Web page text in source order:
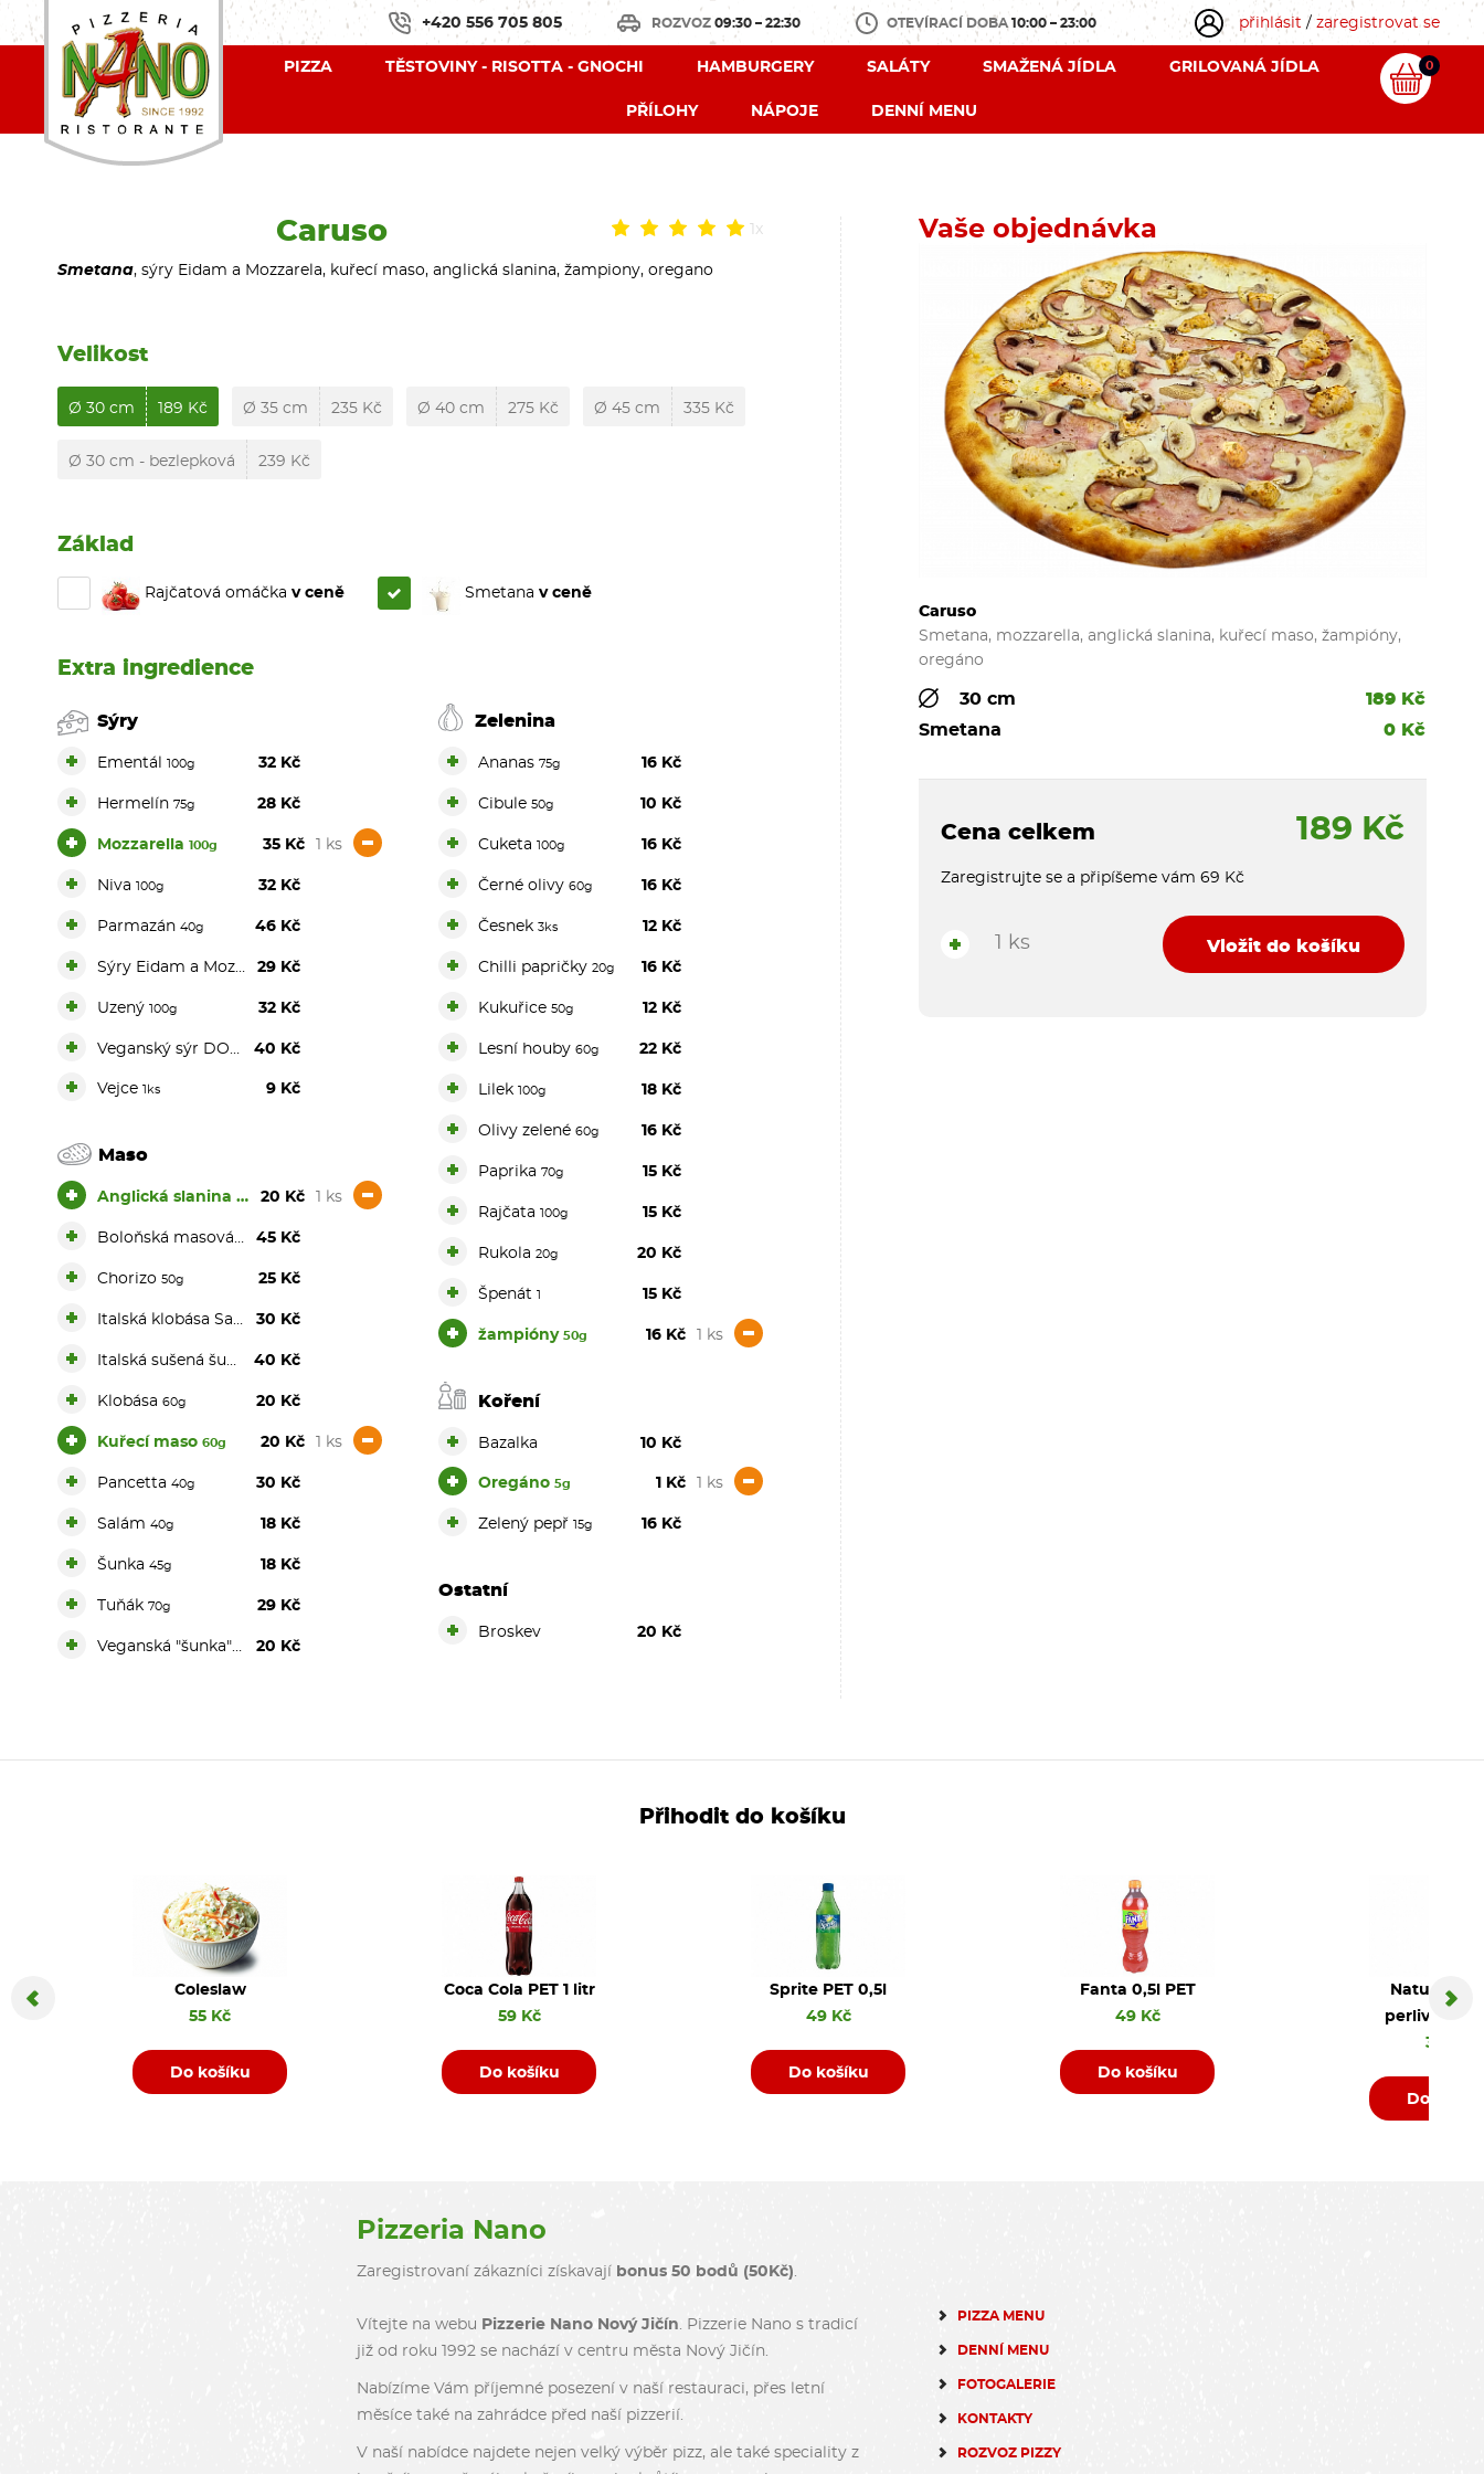
+420 556 705 805 ROZVOZ 09:30 – 22:30 OTEVÍRACÍ DOBA 10:00 – 23:00 přihlásit / zaregistrovat se
PIZZA TĚSTOVINY - RISOTTA - GNOCHI HAMBURGERY SALÁTY SMAŽENÁ JÍDLA GRILOVANÁ JÍDLA
PŘÍLOHY NÁPOJE DENNÍ MENU
0
1x
Caruso
Smetana, sýry Eidam a Mozzarela, kuřecí maso, anglická slanina, žampiony, oregano
Velikost
Ø 30 cm 189 Kč Ø 35 cm 235 Kč Ø 40 cm 275 Kč Ø 45 cm 335 Kč
Ø 30 cm - bezlepková 239 Kč
Základ
Rajčatová omáčka v ceně Smetana v ceně
Extra ingredience
Sýry
Ementál 100g 32 Kč
Hermelín 75g 28 Kč
+ Mozzarella 100g 35 Kč 1 ks -
Niva 100g 32 Kč
Parmazán 40g 46 Kč
Sýry Eidam a Mozzarella 100g
29 Kč
Uzený 100g 32 Kč
Veganský sýr DOPLATEK 40 Kč
Vejce 1ks 9 Kč
Maso
+ Anglická slanina
50g 20 Kč 1 ks -
Boloňská masová směs 150g
45 Kč
Chorizo 50g 25 Kč
Italská klobása Salsiccia 50g
30 Kč
Italská sušená šunka 40g
40 Kč
Klobása 60g 20 Kč
+ Kuřecí maso 60g 20 Kč 1 ks -
Pancetta 40g 30 Kč
Salám 40g 18 Kč
Šunka 45g 18 Kč
Tuňák 70g 29 Kč
Veganská "šunka" DOPLATEK 20 Kč
Zelenina
+ Ananas75g 16 Kč
+ Cibule50g 10 Kč
+ Cuketa100g 16 Kč
+ Černé olivy60g 16 Kč
+ Česnek3ks 12 Kč
+ Chilli papričky20g 16 Kč
+ Kukuřice50g 12 Kč
+ Lesní houby60g 22 Kč
+ Lilek100g 18 Kč
+ Olivy zelené60g 16 Kč
+ Paprika70g 15 Kč
+ Rajčata100g 15 Kč
+ Rukola20g 20 Kč
+ Špenát1 15 Kč
+ žampióny50g 16 Kč 1 ks -
Koření
+ Bazalka 10 Kč
+ Oregáno5g 1 Kč 1 ks -
+ Zelený pepř15g 16 Kč
Ostatní
+ Broskev 20 Kč
Vaše objednávka
Caruso
Smetana, mozzarella, anglická slanina, kuřecí maso, žampióny,
oregáno
30 cm
189 Kč
Smetana
0 Kč
Cena celkem 189 Kč
Zaregistrujte se a připíšeme vám 69 Kč
+ 1 ks Vložit do košíku
Přihodit do košíku
Coleslaw
55 Kč
Do košíku
Coca Cola PET 1 litr
59 Kč
Do košíku
Sprite PET 0,5l
49 Kč
Do košíku
Fanta 0,5l PET
49 Kč
Do košíku
Natura
perlivá PET
35 Kč
Do
Pizzeria Nano
Zaregistrovaní zákazníci získavají bonus 50 bodů (50Kč).
Vítejte na webu Pizzerie Nano Nový Jičín. Pizzerie Nano s tradicí
již od roku 1992 se nachází v centru města Nový Jičín.
Nabízíme Vám příjemné posezení v naší restauraci, přes letní
měsíce také na zahrádce před naší pizzerií.
V naší nabídce najdete nejen velký výběr pizz, ale také speciality z
PIZZA MENU
DENNÍ MENU
FOTOGALERIE
KONTAKTY
ROZVOZ PIZZY